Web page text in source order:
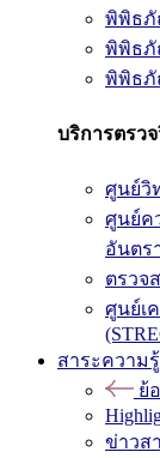
พิพิธภั
พิพิธ
พิพิธ
บริการตรว
ศูนย์วิ
ศูนย์ค
อันตร
ตรวจ
ศูนย์เ
สาระความ
ย้
ข่าวส